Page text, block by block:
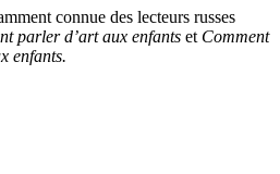
connue des lecteurs russes
parler d’art aux enfants et Comment
enfants.